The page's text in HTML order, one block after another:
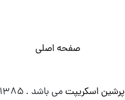
صفحه اصلی
پرشین اسکریپتمی باشد . ۱۳۸۵ - ۱۴۰۰